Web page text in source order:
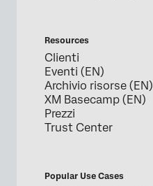
Resources
Clienti
Eventi (EN)
Archivio risorse (EN)
XM Basecamp (EN)
Prezzi
Trust Center
Popular Use Cases